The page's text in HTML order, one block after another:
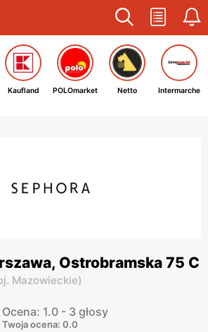
Kaufland POLOmarket Netto Intermarche
Ostrobramska 75 C
Mazowieckie)
Ocena: 1.0 - 3 głosy
Twoja ocena: 0.0